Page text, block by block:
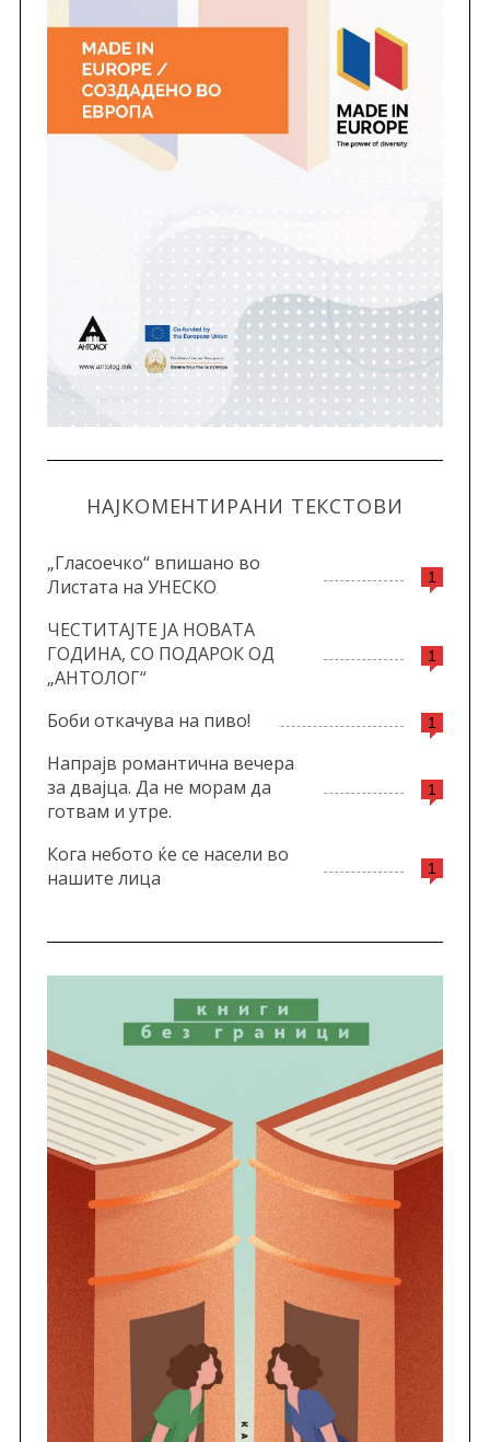
НАЈКОМЕНТИРАНИ ТЕКСТОВИ
1
„Гласоечко“ впишано во
Листата на УНЕСКО
1
ЧЕСТИТАЈТЕ ЈА НОВАТА
ГОДИНА, СО ПОДАРОК ОД
„АНТОЛОГ“
1
Боби откачува на пиво!
1
Напрајв романтична вечера
за двајца. Да не морам да
готвам и утре.
1
Кога небото ќе се насели во
нашите лица